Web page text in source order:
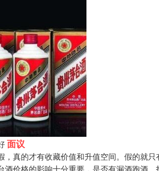
面议
，真的才有收藏价值和升值空间。假的就